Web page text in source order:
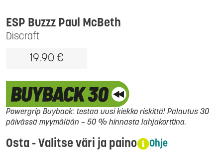
Discraft
ESP Buzzz Paul McBeth
19.90 €
Powergrip Buyback: testaa uusi kiekko riskittä! Palautus 30
päivässä myymälään – 50 % hinnasta lahjakorttina.
Osta - Valitse väri ja paino Ohje